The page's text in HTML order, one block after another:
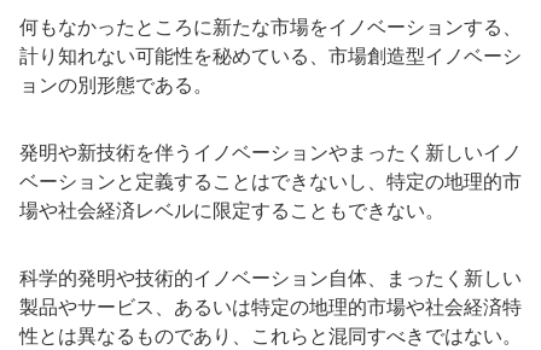
何もなかったところに新たな市場をイノベーションする、
計り知れない可能性を秘めている、市場創造型イノベーシ
ョンの別形態である。
発明や新技術を伴うイノベーションやまったく新しいイノ
ベーションと定義することはできないし、特定の地理的市
場や社会経済レベルに限定することもできない。
科学的発明や技術的イノベーション自体、まったく新しい
製品やサービス、あるいは特定の地理的市場や社会経済特
性とは異なるものであり、これらと混同すべきではない。